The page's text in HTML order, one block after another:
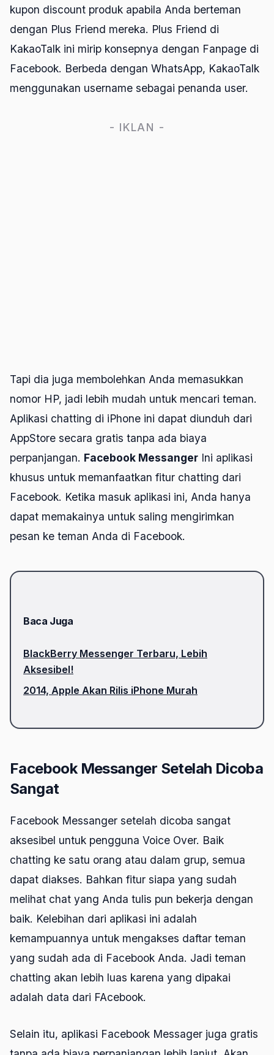
kupon discount produk apabila Anda berteman
dengan Plus Friend mereka. Plus Friend di
KakaoTalk ini mirip konsepnya dengan Fanpage di
Facebook. Berbeda dengan WhatsApp, KakaoTalk
menggunakan username sebagai penanda user.
- IKLAN -
Tapi dia juga membolehkan Anda memasukkan
nomor HP, jadi lebih mudah untuk mencari teman.
Aplikasi chatting di iPhone ini dapat diunduh dari
AppStore secara gratis tanpa ada biaya
perpanjangan. Facebook Messanger Ini aplikasi
khusus untuk memanfaatkan fitur chatting dari
Facebook. Ketika masuk aplikasi ini, Anda hanya
dapat memakainya untuk saling mengirimkan
pesan ke teman Anda di Facebook.
Baca Juga
BlackBerry Messenger Terbaru, Lebih
Aksesibel!
2014, Apple Akan Rilis iPhone Murah
Facebook Messanger Setelah Dicoba
Sangat
Facebook Messanger setelah dicoba sangat
aksesibel untuk pengguna Voice Over. Baik
chatting ke satu orang atau dalam grup, semua
dapat diakses. Bahkan fitur siapa yang sudah
melihat chat yang Anda tulis pun bekerja dengan
baik. Kelebihan dari aplikasi ini adalah
kemampuannya untuk mengakses daftar teman
yang sudah ada di Facebook Anda. Jadi teman
chatting akan lebih luas karena yang dipakai
adalah data dari FAcebook.
Selain itu, aplikasi Facebook Messager juga gratis